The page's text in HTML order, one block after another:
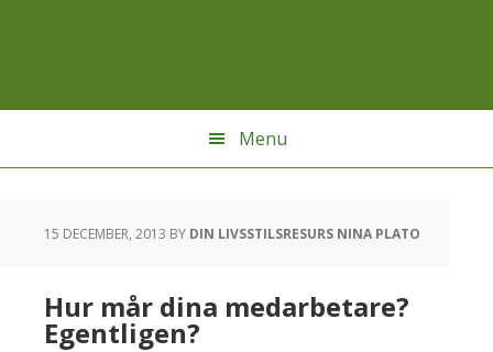
Menu
15 DECEMBER, 2013 BY DIN LIVSSTILSRESURS NINA PLATO
Hur mår dina medarbetare?
Egentligen?